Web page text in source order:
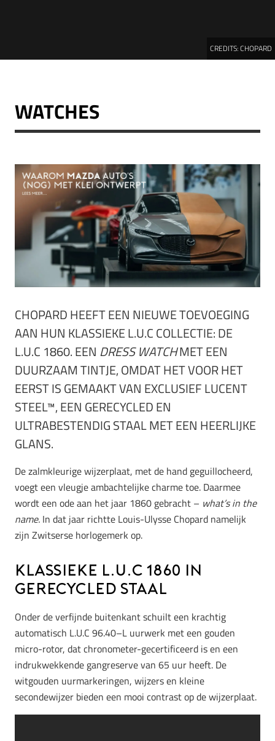
CREDITS:CHOPARD
WATCHES
CHOPARD HEEFT EEN NIEUWE TOEVOEGING
AAN HUN KLASSIEKE L.U.C COLLECTIE: DE
L.U.C 1860. EEN DRESS WATCHMET EEN
DUURZAAM TINTJE, OMDAT HET VOOR HET
EERST IS GEMAAKT VAN EXCLUSIEF LUCENT
STEEL™, EEN GERECYCLED EN
ULTRABESTENDIG STAAL MET EEN HEERLIJKE
GLANS.
De zalmkleurige wijzerplaat, met de hand geguillocheerd,
voegt een vleugje ambachtelijke charme toe. Daarmee
wordt een ode aan het jaar 1860 gebracht – what’s in the
name. In dat jaar richtte Louis-Ulysse Chopard namelijk
zijn Zwitserse horlogemerk op.
Klassieke L.U.C 1860 in
gerecycled staal
Onder de verfijnde buitenkant schuilt een krachtig
automatisch L.U.C 96.40–L uurwerk met een gouden
micro-rotor, dat chronometer-gecertificeerd is en een
indrukwekkende gangreserve van 65 uur heeft. De
witgouden uurmarkeringen, wijzers en kleine
secondewijzer bieden een mooi contrast op de wijzerplaat.